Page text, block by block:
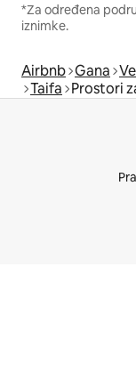
*Za određena
iznimke.
Airbnb Gana
Taifa Prostori